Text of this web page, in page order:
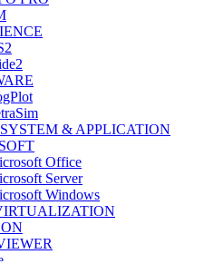
& APPLICATION
Office
Server
Windows